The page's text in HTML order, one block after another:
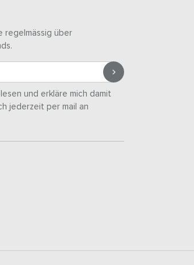
regelmässig über
und erkläre mich damit
jederzeit per mail an